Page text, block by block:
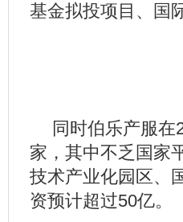
基金拟投项目、国
同时伯乐产服
家，其中不乏国家
技术产业化园区、
资预计超过50亿。